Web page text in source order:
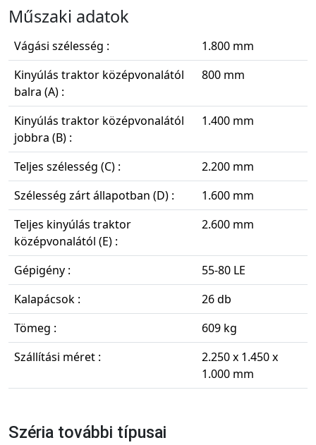
Műszaki adatok
Vágási szélesség :
1.800 mm
Kinyúlás traktor középvonalától
balra (A) :
800 mm
Kinyúlás traktor középvonalától
jobbra (B) :
1.400 mm
Teljes szélesség (C) :
2.200 mm
Szélesség zárt állapotban (D) :
1.600 mm
Teljes kinyúlás traktor
középvonalától (E) :
2.600 mm
Gépigény :
55-80 LE
Kalapácsok :
26 db
Tömeg :
609 kg
Szállítási méret :
2.250 x 1.450 x
1.000 mm
Széria további típusai